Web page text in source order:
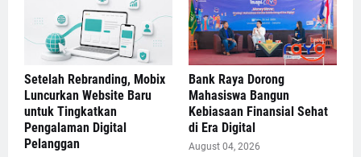
Setelah Rebranding, Mobix
Luncurkan Website Baru
untuk Tingkatkan
Pengalaman Digital
Pelanggan
Bank Raya Dorong
Mahasiswa Bangun
Kebiasaan Finansial Sehat
di Era Digital
August 04, 2026